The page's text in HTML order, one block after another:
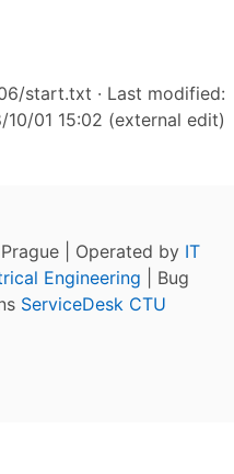
start.txt · Last modified:
10/01 15:02 (external edit)
| Operated by IT
Engineering | Bug
ServiceDesk CTU